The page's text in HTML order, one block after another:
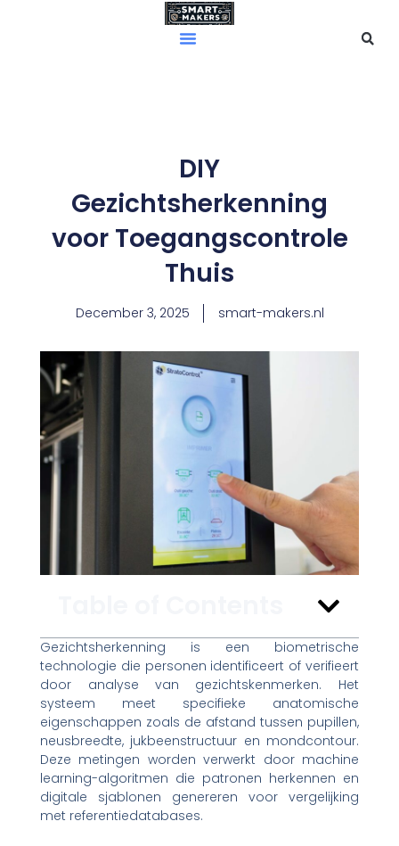
DIY
Gezichtsherkenning
voor Toegangscontrole
Thuis
December 3, 2025 smart-makers.nl
Gezichtsherkenning is een biometrische
technologie die personen identificeert of verifieert
door analyse van gezichtskenmerken. Het
systeem meet specifieke anatomische
eigenschappen zoals de afstand tussen pupillen,
neusbreedte, jukbeenstructuur en mondcontour.
Deze metingen worden verwerkt door machine
learning-algoritmen die patronen herkennen en
digitale sjablonen genereren voor vergelijking
met referentiedatabases.